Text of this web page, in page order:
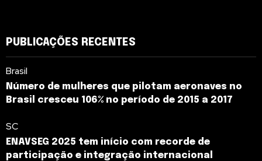
PUBLICAÇÕES RECENTES
Brasil
Número de mulheres que pilotam aeronaves no
Brasil cresceu 106% no período de 2015 a 2017
SC
ENAVSEG 2025 tem início com recorde de
participação e integração internacional